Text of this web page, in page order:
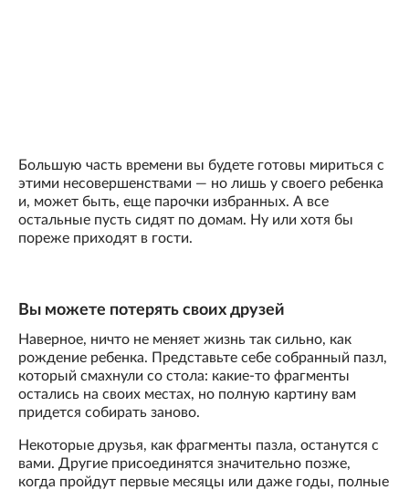
Большую часть времени вы будете готовы мириться с
этими несовершенствами — но лишь у своего ребенка
и, может быть, еще парочки избранных. А все
остальные пусть сидят по домам. Ну или хотя бы
пореже приходят в гости.
Вы можете потерять своих друзей
Наверное, ничто не меняет жизнь так сильно, как
рождение ребенка. Представьте себе собранный пазл,
который смахнули со стола: какие-то фрагменты
остались на своих местах, но полную картину вам
придется собирать заново.
Некоторые друзья, как фрагменты пазла, останутся с
вами. Другие присоединятся значительно позже,
когда пройдут первые месяцы или даже годы, полные